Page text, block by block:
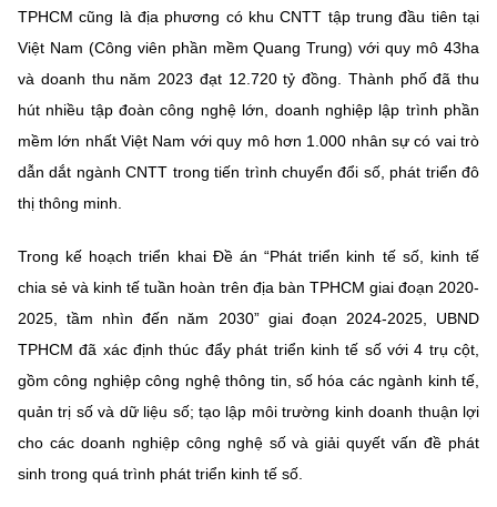
TPHCM cũng là địa phương có khu CNTT tập trung đầu tiên tại
Việt Nam (Công viên phần mềm Quang Trung) với quy mô 43ha
và doanh thu năm 2023 đạt 12.720 tỷ đồng. Thành phố đã thu
hút nhiều tập đoàn công nghệ lớn, doanh nghiệp lập trình phần
mềm lớn nhất Việt Nam với quy mô hơn 1.000 nhân sự có vai trò
dẫn dắt ngành CNTT trong tiến trình chuyển đổi số, phát triển đô
thị thông minh.
Trong kế hoạch triển khai Đề án “Phát triển kinh tế số, kinh tế
chia sẻ và kinh tế tuần hoàn trên địa bàn TPHCM giai đoạn 2020-
2025, tầm nhìn đến năm 2030” giai đoạn 2024-2025, UBND
TPHCM đã xác định thúc đẩy phát triển kinh tế số với 4 trụ cột,
gồm công nghiệp công nghệ thông tin, số hóa các ngành kinh tế,
quản trị số và dữ liệu số; tạo lập môi trường kinh doanh thuận lợi
cho các doanh nghiệp công nghệ số và giải quyết vấn đề phát
sinh trong quá trình phát triển kinh tế số.